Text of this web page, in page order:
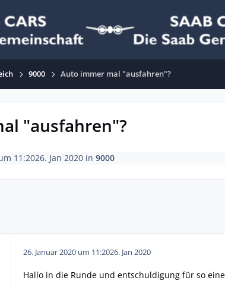
9000 Auto immer mal "ausfahren"?
"ausfahren"?
11:2026. Jan 2020in 9000
26. Januar 2020 um 11:2026. Jan 2020
Hallo in die Runde und entschuldigung für so